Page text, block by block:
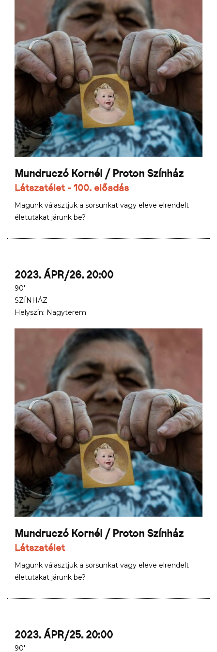
Mundruczó Kornél / Proton Színház
Látszatélet - 100. előadás
Magunk választjuk a sorsunkat vagy eleve elrendelt
életutakat járunk be?
2023. ÁPR/26. 20:00
90'
SZÍNHÁZ
Helyszín: Nagyterem
Mundruczó Kornél / Proton Színház
Látszatélet
Magunk választjuk a sorsunkat vagy eleve elrendelt
életutakat járunk be?
2023. ÁPR/25. 20:00
90'